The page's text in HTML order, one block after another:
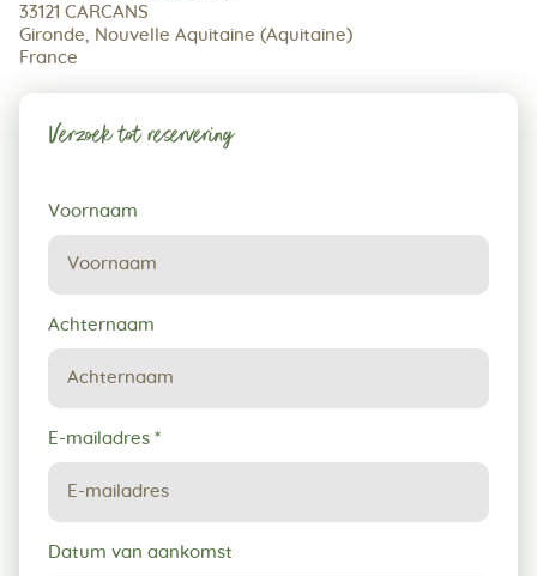
33121 CARCANS
Gironde, Nouvelle Aquitaine (Aquitaine)
France
Verzoek tot reservering
Verzoek
tot
reservering
Voornaam
Achternaam
E-mailadres *
Datum van aankomst